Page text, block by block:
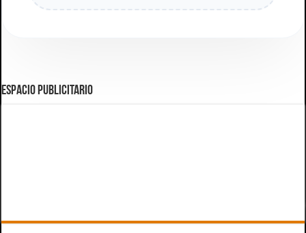
ESPACIO PUBLICITARIO